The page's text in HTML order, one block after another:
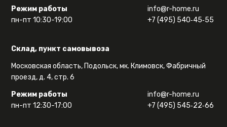
Режим работы
пн-пт 10:30-19:00
info@r-home.ru
+7 (495) 540‑45‑55
Склад, пункт самовывоза
Московская область, Подольск, мк. Климовск, Фабричный
проезд, д. 4, стр. 6
Режим работы
пн-пт 12:30-17:00
info@r-home.ru
+7 (495) 545‑22‑66